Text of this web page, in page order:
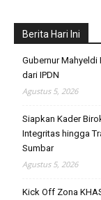
Berita Hari Ini
Gubernur Mahyeldi
dari IPDN
Agustus 5, 2026
Siapkan Kader
Integritas hingga
Sumbar
Agustus 5, 2026
Kick Off Zona